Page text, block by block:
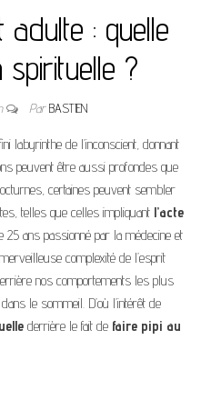
adulte : quelle
spirituelle ?
ParBASTIEN
labyrinthe de l’inconscient, donnant
peuvent être aussi profondes que
certaines peuvent sembler
telles que celles impliquant l’acte
25 ans passionné par la médecine et
complexité de l’esprit
nos comportements les plus
le sommeil. D’où l’intérêt de
derrière le fait de faire pipi au